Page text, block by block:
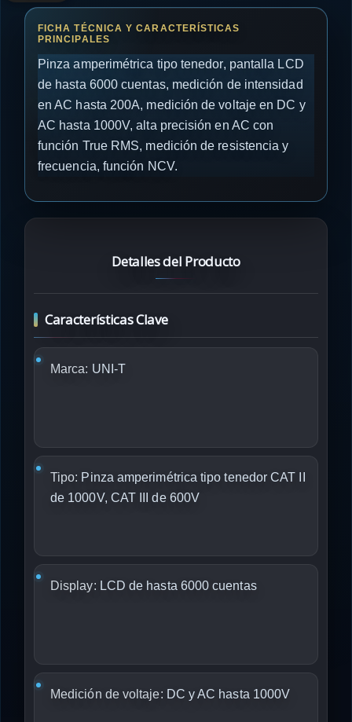
Pinza amperimétrica tipo tenedor, pantalla LCD
de hasta 6000 cuentas, medición de intensidad
en AC hasta 200A, medición de voltaje en DC y
AC hasta 1000V, alta precisión en AC con
función True RMS, medición de resistencia y
frecuencia, función NCV.
Detalles del Producto
Características Clave
Marca: UNI-T
Tipo: Pinza amperimétrica tipo tenedor CAT II
de 1000V, CAT III de 600V
Display: LCD de hasta 6000 cuentas
Medición de voltaje: DC y AC hasta 1000V